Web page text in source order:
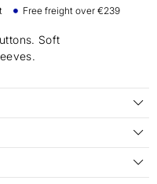
Free freight over €239
Soft